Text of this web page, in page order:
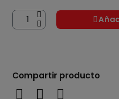
Compartir producto